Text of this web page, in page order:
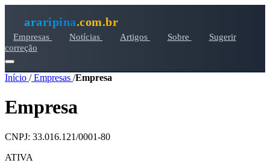
araripina.com.br
Empresas Notícias Artigos Sobre
Sugerir
correção
Início /Empresas /Empresa
Empresa
CNPJ: 33.016.121/0001-80
ATIVA